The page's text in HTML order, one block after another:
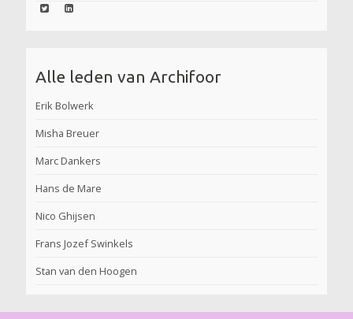
Alle leden van Archifoor
Erik Bolwerk
Misha Breuer
Marc Dankers
Hans de Mare
Nico Ghijsen
Frans Jozef Swinkels
Stan van den Hoogen